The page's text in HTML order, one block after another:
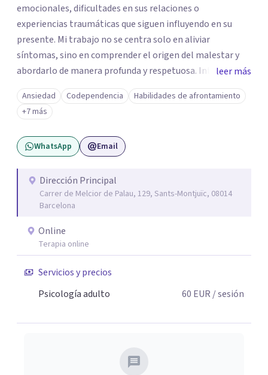
emocionales, dificultades en sus relaciones o
experiencias traumáticas que siguen influyendo en su
presente. Mi trabajo no se centra solo en aliviar
síntomas, sino en comprender el origen del malestar y
abordarlo de manera profunda y respetuosa. Integro
herramientas de la terapia cognitivo-conductual, el
trabajo con el apego, la regulación emocional y enfoques
centrados en el cuerpo, adaptando cada proceso a la
historia y necesidades de la persona. Trabajo desde una
base científica, pero también desde la cercanía, la
juzga, que ayuda a entender lo que ocurre y que ofrece
recursos concretos para avanzar. Si estás pasando por un
momento difícil o sientes que hay patrones que se
repiten en tu vida y no sabes cómo cambiarlos, podemos
trabajarlo juntos.
leer más
Ansiedad Codependencia
Habilidades de afrontamiento
+7 más
WhatsApp Email
Dirección Principal
Carrer de Melcior de Palau, 129, Sants-Montjuïc, 08014
Barcelona
Online
Terapia online
Servicios y precios
Psicología adulto
60 EUR / sesión